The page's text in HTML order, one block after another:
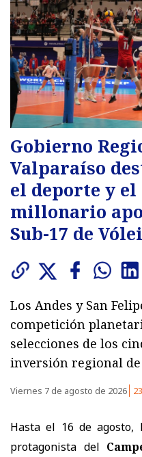
Gobierno
Valparaíso
el deporte y
millonario
Sub-17 de
Los Andes y San
competición
selecciones de los
inversión regional de
Viernes 7 de agosto de 2026
Hasta el 16 de agosto,
protagonista del